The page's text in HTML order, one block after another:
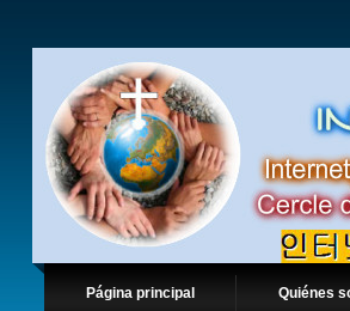
Página principal Quiénes